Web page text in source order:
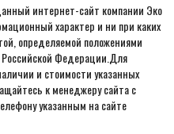
интернет-сайт компании Эко
характер и ни при каких
определяемой положениями
Российской Федерации.Для
и стоимости указанных
к менеджеру сайта с
указанным на сайте